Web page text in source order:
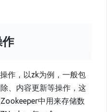
作
作，以zk为例，一般包
、内容更新等操作，这
中用来存储数